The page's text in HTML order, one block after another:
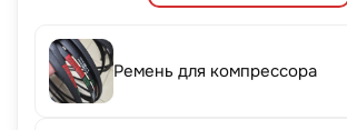
Ремень для компрессора